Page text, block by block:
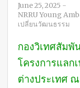
June 25, 2025 -
NRRU Young
เปลี่ยนวัฒนธรรม
กองวิเทศสัมพั
โครงการแลก
ต่างประเทศ